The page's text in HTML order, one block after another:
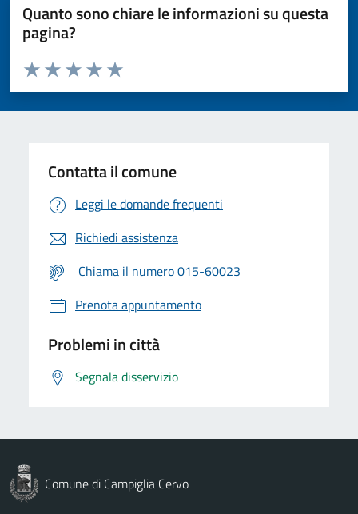
Quanto sono chiare le informazioni su questa
pagina?
Valuta da 1 a 5 stelle la pagina
Valuta 5 stelle su 5
Valuta 4 stelle su 5
Valuta 3 stelle su 5
Valuta 2 stelle su 5
Valuta 1 stelle su 5
Contatta il comune
Leggi le domande frequenti
Richiedi assistenza
Chiama il numero 015-60023
Prenota appuntamento
Problemi in città
Segnala disservizio
Comune di Campiglia Cervo